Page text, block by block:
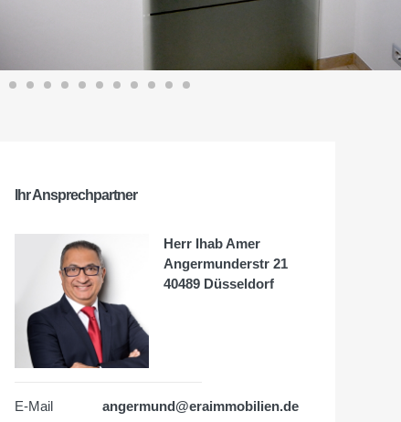
Ihr Ansprechpartner
Herr Ihab Amer
Angermunderstr 21
40489 Düsseldorf
E-Mail angermund@eraimmobilien.de